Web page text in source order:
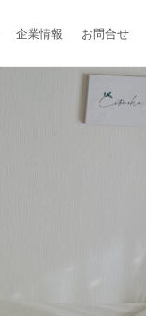
企業情報 お問合せ